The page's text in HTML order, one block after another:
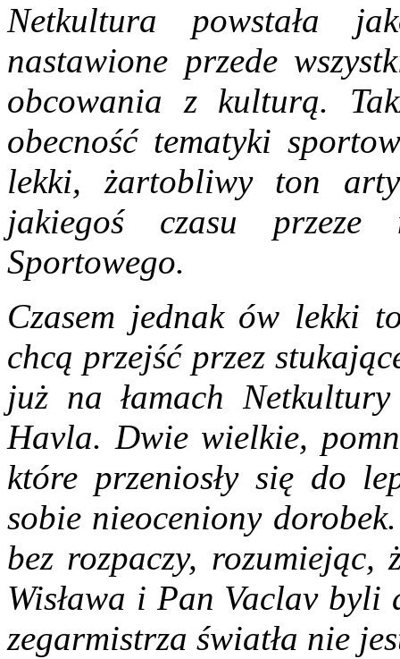
Netkultura powstała
nastawione przede
obcowania z kulturą.
obecność tematyki
lekki, żartobliwy ton
jakiegoś czasu
Sportowego.
Czasem jednak ów lekki
chcą przejść przez
już na łamach
Havla. Dwie wielkie,
które przeniosły się do
sobie nieoceniony
bez rozpaczy, rozumiejąc,
Wisława i Pan Vaclav
zegarmistrza światła nie